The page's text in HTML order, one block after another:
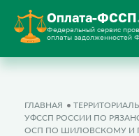
Оплата-ФССП
Федеральный сервис
оплаты задолженностей
ГЛАВНАЯ
УФССП РОССИИ ПО
ОСП ПО ШИЛОВСКОМУ И